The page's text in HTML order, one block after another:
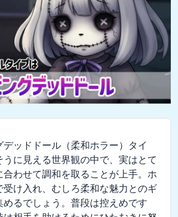
ッドドール（柔和ホラー）タイ
に見える世界観の中で、実はとて
合わせて調和を取ることが上手。ホ
受け入れ、むしろ柔和な魅力とのギ
めるでしょう。普段は控えめです